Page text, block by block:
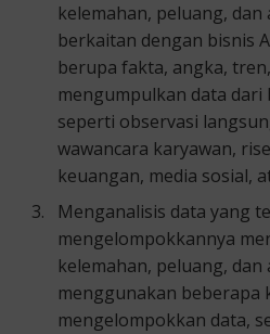
kelemahan, peluang, dan
berkaitan dengan bisnis
berupa fakta, angka,
mengumpulkan data dari
seperti observasi
wawancara karyawan,
keuangan, media sosial,
Menganalisis data yang
mengelompokkannya
kelemahan, peluang, dan
menggunakan beberapa
mengelompokkan data,